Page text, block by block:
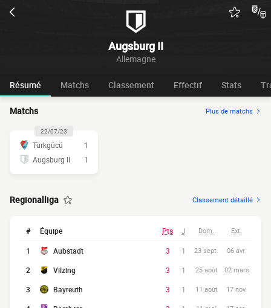
Augsburg II
Allemagne
Résumé Matchs Classement Effectif Stats
Matchs Plus de matchs
22/07/23
Türkgücü
1
Augsburg II
1
Regionalliga Classement détaillé
# Équipe Pts J Dom. Ext.
1 Aubstadt 3 1 23 sept. 06 avr.
2 Vilzing 3 1 25 août 02 mars
3 Bayreuth 3 1 11 août 17 nov.